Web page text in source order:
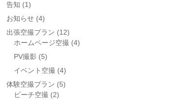
告知 (1)
お知らせ (4)
出張空撮プラン (12)
ホームページ空撮 (4)
PV撮影 (5)
イベント空撮 (4)
体験空撮プラン (5)
ビーチ空撮 (2)